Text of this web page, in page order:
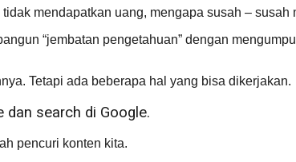
mendapatkan uang, mengapa susah – susah
“jembatan pengetahuan” dengan
Tetapi ada beberapa hal yang bisa dikerjakan.
dan search di Google.
pencuri konten kita.